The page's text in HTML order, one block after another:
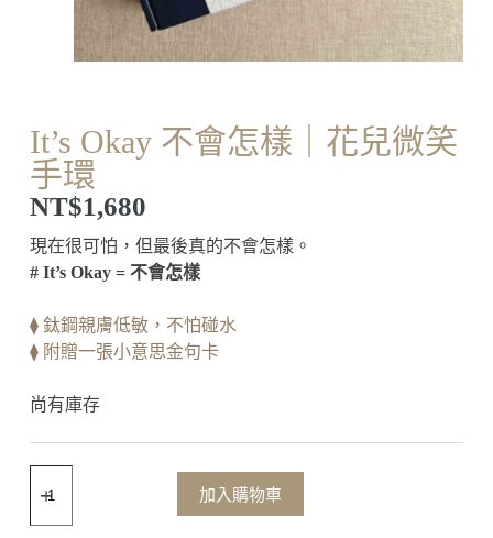
It’s Okay 不會怎樣｜花兒微笑
手環
NT$1,680
現在很可怕，但最後真的不會怎樣。
# It’s Okay = 不會怎樣
⧫ 鈦鋼親膚低敏，不怕碰水
⧫ 附贈一張小意思金句卡
尚有庫存
加入購物車